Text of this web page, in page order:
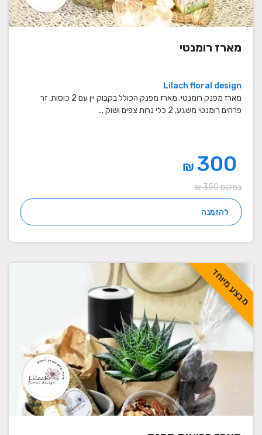
מארז רומנטי
Lilach floral design
מארז מפנק רומנטי. מארז מפנק הכולל בקבוק יין עם 2 כוסות, זר
פרחים רומנטי משגע, 2 כלי נרות צפים ושוק ...
₪
במקום 350 ₪
להזמנה
מבצע מיוחד